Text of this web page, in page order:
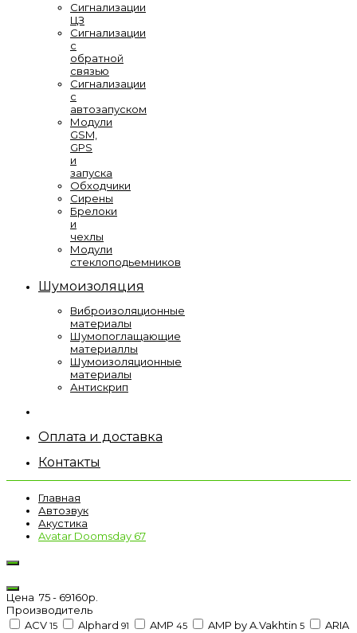
Сигнализации
ЦЗ
Сигнализации
с
обратной
связью
Сигнализации
с
автозапуском
Модули
GSM,
GPS
и
запуска
Обходчики
Сирены
Брелоки
и
чехлы
Модули
стеклоподьемников
Шумоизоляция
Виброизоляционные
материалы
Шумопоглащающие
материаллы
Шумоизоляционные
материалы
Антискрип
Оплата и доставка
Контакты
Главная
Автозвук
Акустика
Avatar Doomsday 67
Цена 75- 69160р.
Производитель
ACV 15 Alphard 91 AMP 45 AMP by A.Vakhtin 5 ARIA